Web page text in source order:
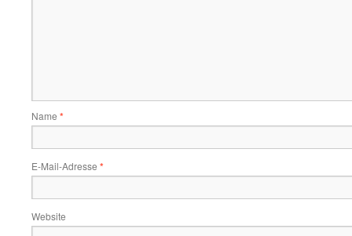
Name *
E-Mail-Adresse *
Website